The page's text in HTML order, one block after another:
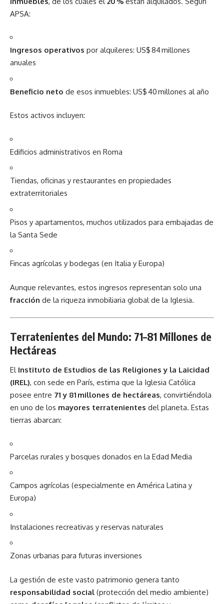
APSA:
Ingresos operativos por alquileres: US$ 84 millones
anuales
Beneficio neto de esos inmuebles: US$ 40 millones al año
Estos activos incluyen:
Edificios administrativos en Roma
Tiendas, oficinas y restaurantes en propiedades
extraterritoriales
Pisos y apartamentos, muchos utilizados para embajadas de
la Santa Sede
Fincas agrícolas y bodegas (en Italia y Europa)
Aunque relevantes, estos ingresos representan solo una
fracción de la riqueza inmobiliaria global de la Iglesia.
Terratenientes del Mundo: 71–81 Millones de
Hectáreas
El Instituto de Estudios de las Religiones y la Laicidad
(IREL), con sede en París, estima que la Iglesia Católica
posee entre 71 y 81 millones de hectáreas, convirtiéndola
en uno de los mayores terratenientes del planeta. Estas
tierras abarcan:
Parcelas rurales y bosques donados en la Edad Media
Campos agrícolas (especialmente en América Latina y
Europa)
Instalaciones recreativas y reservas naturales
Zonas urbanas para futuras inversiones
La gestión de este vasto patrimonio genera tanto
responsabilidad social (protección del medio ambiente)